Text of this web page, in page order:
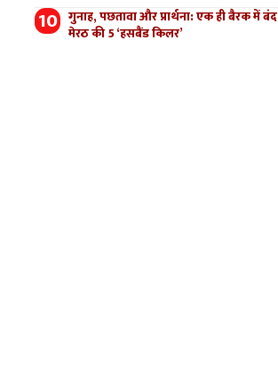
गुनाह, पछतावा और प्रार्थना: एक ही बैरक में बंद
मेरठ की 5 ‘हसबैंड किलर’